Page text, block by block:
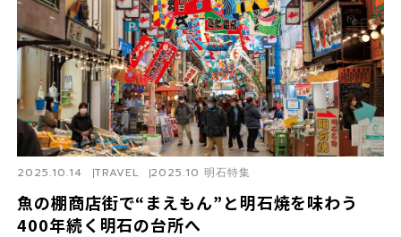
魚の棚商店街で“まえもん”と明石焼を味わう
400年続く明石の台所へ
2025.10.14 TRAVEL 2025.10 明石特集